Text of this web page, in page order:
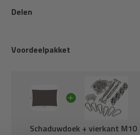
Voordeelpakket
Schaduwdoek + vierkant M10
Delen